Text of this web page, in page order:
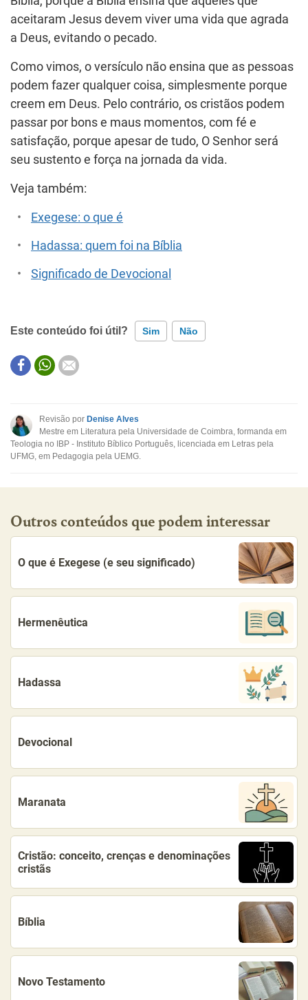
aceitaram Jesus devem viver uma vida que agrada
a Deus, evitando o pecado.
Como vimos, o versículo não ensina que as pessoas
podem fazer qualquer coisa, simplesmente porque
creem em Deus. Pelo contrário, os cristãos podem
passar por bons e maus momentos, com fé e
satisfação, porque apesar de tudo, O Senhor será
seu sustento e força na jornada da vida.
Veja também:
Exegese: o que é
Hadassa: quem foi na Bíblia
Significado de Devocional
Este conteúdo foi útil? Sim Não
Este conteúdo não tem a informação que procuro
Outro
Revisão por Denise Alves
Mestre em Literatura pela Universidade de Coimbra, formanda em
Teologia no IBP - Instituto Bíblico Português, licenciada em Letras pela
UFMG, em Pedagogia pela UEMG.
Outros conteúdos que podem interessar
O que é Exegese (e seu significado)
Hermenêutica
Hadassa
Devocional
Maranata
Cristão: conceito, crenças e denominações
cristãs
Bíblia
Novo Testamento